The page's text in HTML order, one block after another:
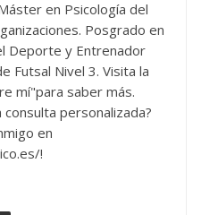
en Psicología del
Posgrado en
Deporte y Entrenador
Futsal Nivel 3. Visita la
mí"para saber más.
consulta personalizada?
en
!